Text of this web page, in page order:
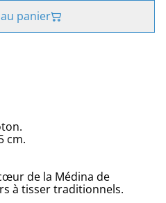
panier
cm.
de la Médina de
à tisser traditionnels.